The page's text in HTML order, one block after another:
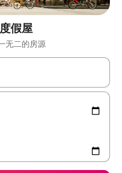
假屋
无二的房源
向键查看，或通过点击或滑动手势